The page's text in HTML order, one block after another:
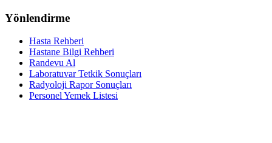
Yönlendirme
Hasta Rehberi
Hastane Bilgi Rehberi
Randevu Al
Laboratuvar Tetkik Sonuçları
Radyoloji Rapor Sonuçları
Personel Yemek Listesi